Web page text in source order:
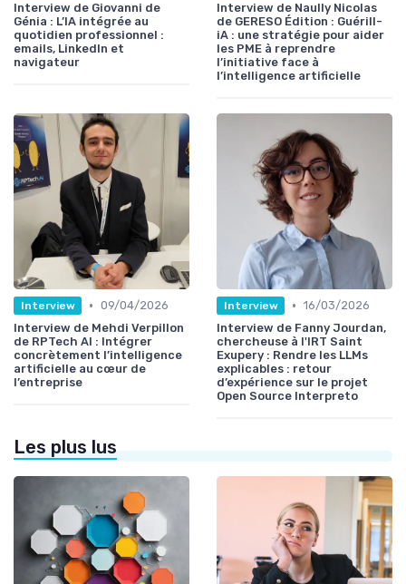
Interview de Giovanni de
Génia : L’IA intégrée au
quotidien professionnel :
emails, LinkedIn et
navigateur
Interview de Naully Nicolas
de GERESO Édition : Guérill-
iA : une stratégie pour aider
les PME à reprendre
l’initiative face à
l’intelligence artificielle
Interview • 09/04/2026
Interview de Mehdi Verpillon
de RPTech AI : Intégrer
concrètement l’intelligence
artificielle au cœur de
l’entreprise
Interview • 16/03/2026
Interview de Fanny Jourdan,
chercheuse à l'IRT Saint
Exupery : Rendre les LLMs
explicables : retour
d’expérience sur le projet
Open Source Interpreto
Les plus lus